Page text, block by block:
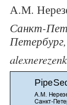
А.М.
Санкт-